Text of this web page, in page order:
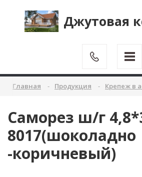
Джутовая
Главная Продукция Крепеж в
Саморез ш/г
8017(шоколадно
-коричневый)